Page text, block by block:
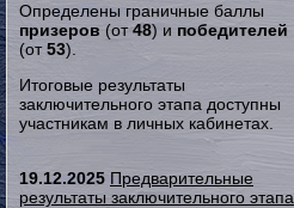
Определены граничные баллы
призеров (от48) и победителей
(от53).
Итоговые результаты
заключительного этапа доступны
участникам в личных кабинетах.
19.12.2025 Предварительные
результаты заключительного этапа